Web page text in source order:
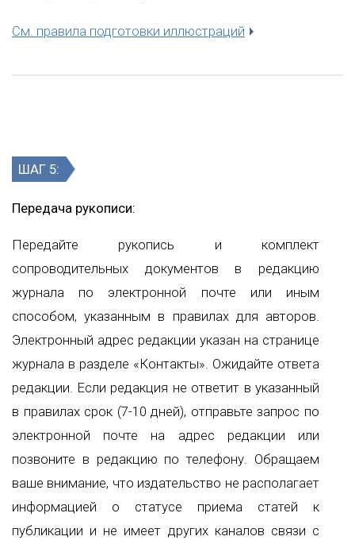
См. правила подготовки иллюстраций
ШАГ 5:
Передача рукописи:
Передайте рукопись и комплект
сопроводительных документов в редакцию
журнала по электронной почте или иным
способом, указанным в правилах для авторов.
Электронный адрес редакции указан на странице
журнала в разделе «Контакты». Ожидайте ответа
редакции. Если редакция не ответит в указанный
в правилах срок (7-10 дней), отправьте запрос по
электронной почте на адрес редакции или
позвоните в редакцию по телефону. Обращаем
ваше внимание, что издательство не располагает
информацией о статусе приема статей к
публикации и не имеет других каналов связи с